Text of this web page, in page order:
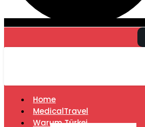
Home
MedicalTravel
Warum Türkei